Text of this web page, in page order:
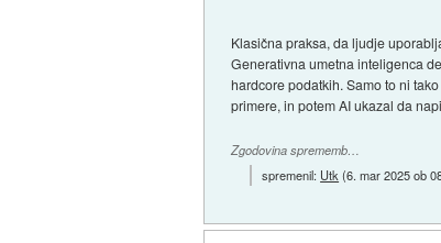
Klasična praksa, da ljudje
Generativna umetna inteligenca
hardcore podatkih. Samo to ni
primere, in potem AI ukazal da
Zgodovina sprememb…
spremenil: Utk(6. mar 2025 ob